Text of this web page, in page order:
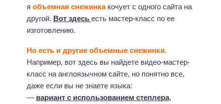
я объемная снежинкакочует с одного сайта на
другой. Вот здесь есть мастер-класс по ее
изготовлению.
Но есть и другие объемные снежинки.
Например, вот здесь вы найдете видео-мастер-
класс на англоязычном сайте, но понятно все,
даже если вы не знаете языка:
— вариант с использованием степлера,